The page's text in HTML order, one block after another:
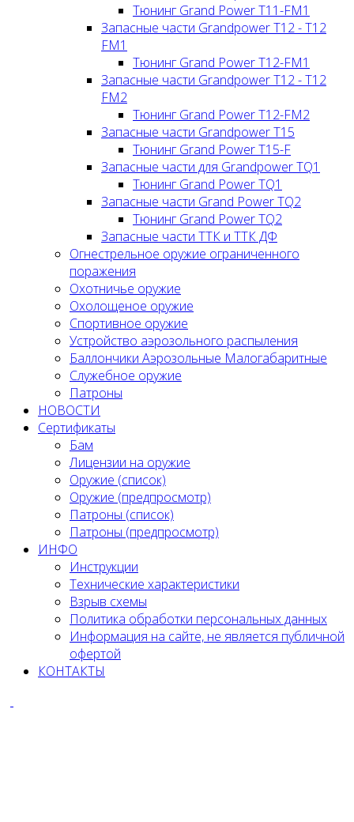
Тюнинг Grand Power T11-FM1
Запасные части Grandpower T12 - T12
FM1
Тюнинг Grand Power T12-FM1
Запасные части Grandpower T12 - T12
FM2
Тюнинг Grand Power T12-FM2
Запасные части Grandpower T15
Тюнинг Grand Power T15-F
Запасные части для Grandpower TQ1
Тюнинг Grand Power TQ1
Запасные части Grand Power TQ2
Тюнинг Grand Power TQ2
Запасные части ТТК и ТТК ДФ
Огнестрельное оружие ограниченного
поражения
Охотничье оружие
Охолощеное оружие
Спортивное оружие
Устройство аэрозольного распыления
Баллончики Аэрозольные Малогабаритные
Служебное оружие
Патроны
НОВОСТИ
Сертификаты
Бам
Лицензии на оружие
Оружие (список)
Оружие (предпросмотр)
Патроны (список)
Патроны (предпросмотр)
ИНФО
Инструкции
Технические характеристики
Взрыв схемы
Политика обработки персональных данных
Информация на сайте, не является публичной
офертой
КОНТАКТЫ